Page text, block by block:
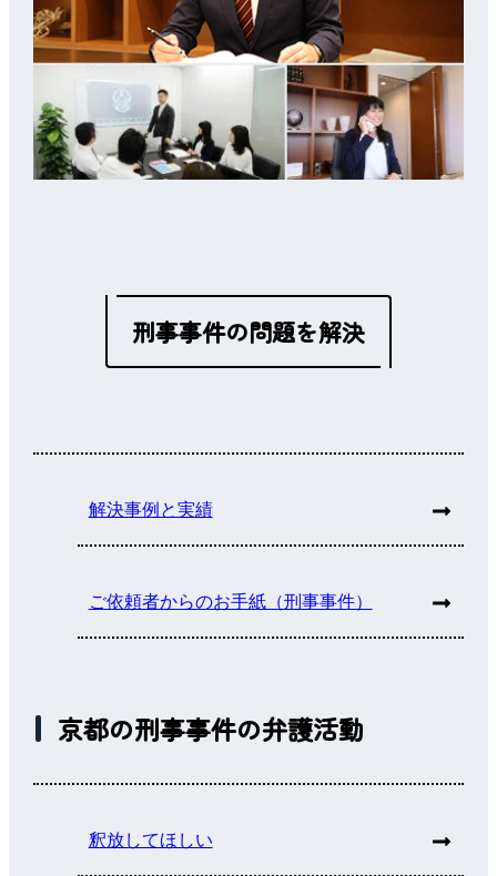
刑事事件の問題を解決
解決事例と実績
ご依頼者からのお手紙（刑事事件）
京都の刑事事件の弁護活動
釈放してほしい